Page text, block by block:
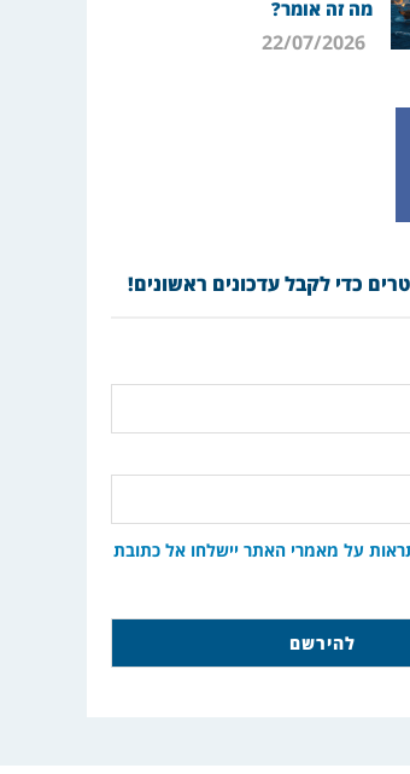
מה זה אומר?
22/07/2026
כדי לקבל עדכונים ראשונים!
על מאמרי האתר יישלחו אל כתובת